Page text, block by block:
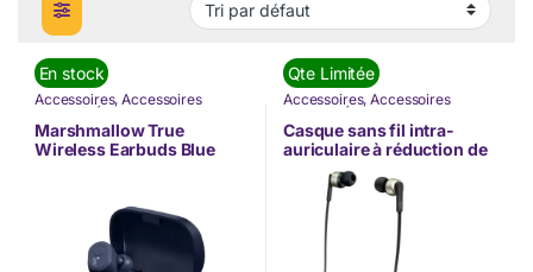
En stock
Accessoires,Accessoires
Mobilité
Écouteurs
Marques,TÉLÉPHONIE
Téléphonie & Tablette
Marshmallow True
Wireless Earbuds Blue
Qte Limitée
Accessoires,Accessoires
Mobilité
Écouteurs
Marques,TÉLÉPHONIE,
Téléphonie & Tablette
Casque sans fil intra-
auriculaire à réduction de
bruit Or (HA-FX65BN-N-U)